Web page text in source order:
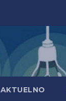
AKTUELNO